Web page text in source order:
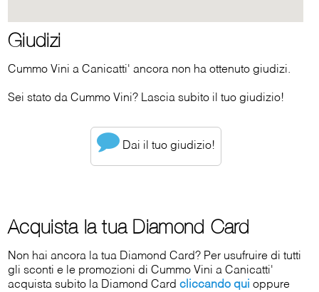
Giudizi
Cummo Vini a Canicatti' ancora non ha ottenuto giudizi.
Sei stato da Cummo Vini? Lascia subito il tuo giudizio!
Dai il tuo giudizio!
Acquista la tua Diamond Card
Non hai ancora la tua Diamond Card? Per usufruire di tutti
gli sconti e le promozioni di Cummo Vini a Canicatti'
acquista subito la Diamond Cardcliccando qui oppure